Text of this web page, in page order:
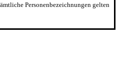
Personenbezeichnungen gelten